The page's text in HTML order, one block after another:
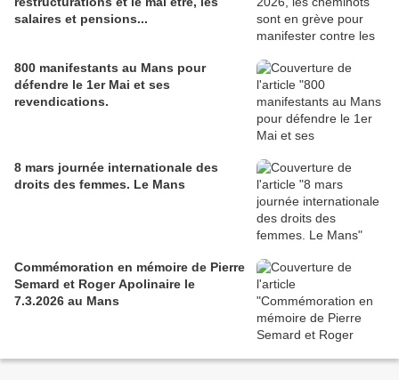
salaires et pensions...
800 manifestants au Mans pour
défendre le 1er Mai et ses
revendications.
8 mars journée internationale des
droits des femmes. Le Mans
Commémoration en mémoire de Pierre
Semard et Roger Apolinaire le
7.3.2026 au Mans